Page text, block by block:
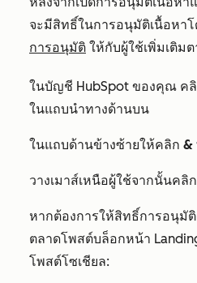
จะมีสิทธิ์ในการอนุมัติเนื้อหา
การอนุมัติ ให้กับผู้ใช้เพิ่มเติม
ในบัญชี HubSpot ของคุณ ค
ในแถบนำทางด้านบน
ในแถบด้านข้างซ้ายให้คลิก &
วางเมาส์เหนือผู้ใช้จากนั้นคลิก
หากต้องการให้สิทธิ์การอนุมั
ตลาดโพสต์บล็อกหน้า
โพสต์โซเชียล: